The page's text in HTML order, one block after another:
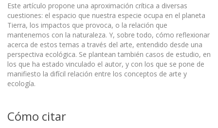
Este artículo propone una aproximación crítica a diversas
cuestiones: el espacio que nuestra especie ocupa en el planeta
Tierra, los impactos que provoca, o la relación que
mantenemos con la naturaleza. Y, sobre todo, cómo reflexionar
acerca de estos temas a través del arte, entendido desde una
perspectiva ecológica. Se plantean también casos de estudio, en
los que ha estado vinculado el autor, y con los que se pone de
manifiesto la difícil relación entre los conceptos de arte y
ecología.
Cómo citar